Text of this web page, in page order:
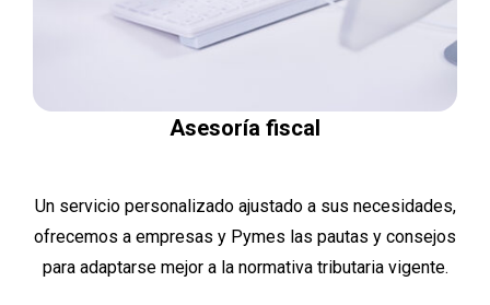
Asesoría fiscal
Un servicio personalizado ajustado a sus necesidades,
ofrecemos a empresas y Pymes las pautas y consejos
para adaptarse mejor a la normativa tributaria vigente.